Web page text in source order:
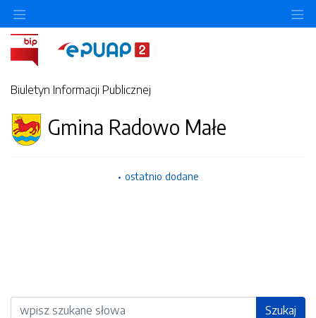
Biuletyn Informacji Publicznej
Gmina Radowo Małe
ostatnio dodane
Wyszukiwarka Szukaj